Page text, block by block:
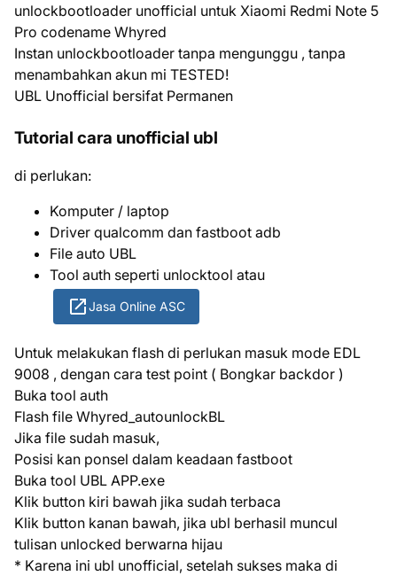
unlockbootloader unofficial untuk Xiaomi Redmi Note 5
Pro codename Whyred
Instan unlockbootloader tanpa mengunggu , tanpa
menambahkan akun mi TESTED!
UBL Unofficial bersifat Permanen
Tutorial cara unofficial ubl
di perlukan:
Komputer / laptop
Driver qualcomm dan fastboot adb
File auto UBL
Tool auth seperti unlocktool atau
Jasa Online ASC
Untuk melakukan flash di perlukan masuk mode EDL
9008 , dengan cara test point ( Bongkar backdor )
Buka tool auth
Flash file Whyred_autounlockBL
Jika file sudah masuk,
Posisi kan ponsel dalam keadaan fastboot
Buka tool UBL APP.exe
Klik button kiri bawah jika sudah terbaca
Klik button kanan bawah, jika ubl berhasil muncul
tulisan unlocked berwarna hijau
* Karena ini ubl unofficial, setelah sukses maka di